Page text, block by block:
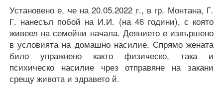
Установено е, че на 20.05.2022 г., в гр. Монтана, Г.
Г. нанесъл побой на И.И. (на 46 години), с която
живеел на семейни начала. Деянието е извършено
в условията на домашно насилие. Спрямо жената
било упражнено както физическо, така и
психическо насилие чрез отправяне на закани
срещу живота и здравето й.